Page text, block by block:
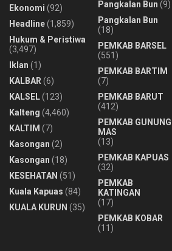
Ekonomi (92)
Headline(1,859)
Hukum & Peristiwa
(3,497)
Iklan (1)
KALBAR (6)
KALSEL(123)
Kalteng (4,460)
KALTIM (7)
Kasongan (2)
Kasongan (18)
KESEHATAN (51)
Kuala Kapuas (84)
KUALA KURUN (35)
Pangkalan Bun (9)
Pangkalan Bun
(18)
PEMKAB BARSEL
(551)
PEMKAB BARTIM
(7)
PEMKAB BARUT
(412)
PEMKAB GUNUNG
MAS
(13)
PEMKAB KAPUAS
(32)
PEMKAB
KATINGAN
(17)
PEMKAB KOBAR
(11)